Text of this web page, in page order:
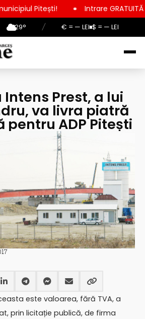
29° / € = — LEI $ = — LEI
Intrare GRATUITĂ pentru copii,
Prest, a lui
va livra piatră
ADP Pitești
este valoarea, fără TVA, a
prin licitație publică, de firma